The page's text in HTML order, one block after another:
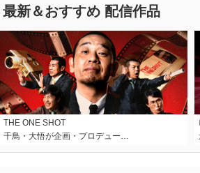
最新＆おすすめ 配信作品
THE ONE SHOT
千鳥・大悟が企画・プロデュー…